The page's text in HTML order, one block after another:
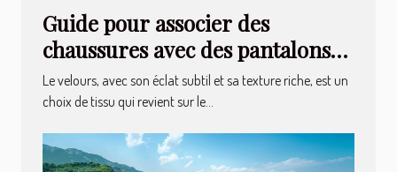
Guide pour associer des
chaussures avec des pantalons
en velours
Le velours, avec son éclat subtil et sa texture riche, est un
choix de tissu qui revient sur le...